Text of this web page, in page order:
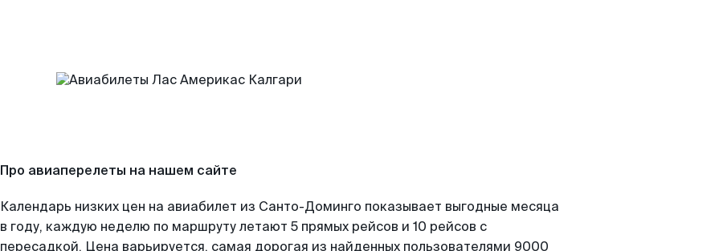
Про авиаперелеты на нашем сайте
Календарь низких цен на авиабилет из Санто-Доминго показывает выгодные месяца
в году, каждую неделю по маршруту летают 5 прямых рейсов и 10 рейсов с
пересадкой. Цена варьируется, самая дорогая из найденных пользователями 9000